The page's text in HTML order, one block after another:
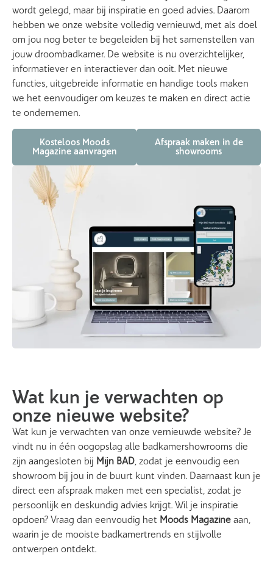
wordt gelegd, maar bij inspiratie en goed advies. Daarom
hebben we onze website volledig vernieuwd, met als doel
om jou nog beter te begeleiden bij het samenstellen van
jouw droombadkamer. De website is nu overzichtelijker,
informatiever en interactiever dan ooit. Met nieuwe
functies, uitgebreide informatie en handige tools maken
we het eenvoudiger om keuzes te maken en direct actie
te ondernemen.
Kosteloos Moods
Magazine aanvragen
Afspraak maken in de
showrooms
Wat kun je verwachten op
onze nieuwe website?
Wat kun je verwachten van onze vernieuwde website? Je
vindt nu in één oogopslag alle badkamershowrooms die
zijn aangesloten bij Mijn BAD, zodat je eenvoudig een
showroom bij jou in de buurt kunt vinden. Daarnaast kun je
direct een afspraak maken met een specialist, zodat je
persoonlijk en deskundig advies krijgt. Wil je inspiratie
opdoen? Vraag dan eenvoudig het Moods Magazine aan,
waarin je de mooiste badkamertrends en stijlvolle
ontwerpen ontdekt.